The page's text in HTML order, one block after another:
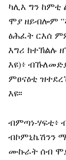
ካሊእ ግን ከምቲ
ሞያ ዘይብሎም
ፅሕፈት ርእሰ
እግሪ ክተኽልሉ
እዩ)፥
ምፀናዕቲ
እዩ፡፡
ብምጣነ-ሃፍቲ፥
ብኮምኒኬሽንን
ሙኩራት ሰብ ሞያ